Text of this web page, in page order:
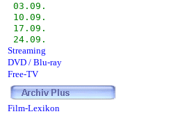
03.09.
10.09.
17.09.
24.09.
Streaming
DVD / Blu-ray
Free-TV
Film-Lexikon